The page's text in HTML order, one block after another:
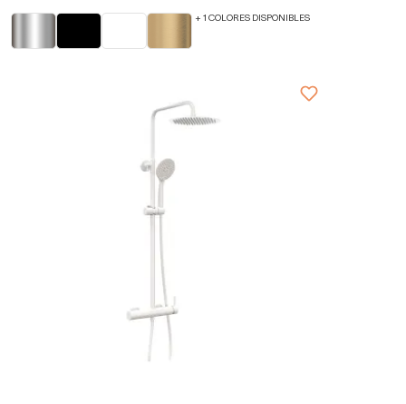
+ 1 COLORES DISPONIBLES